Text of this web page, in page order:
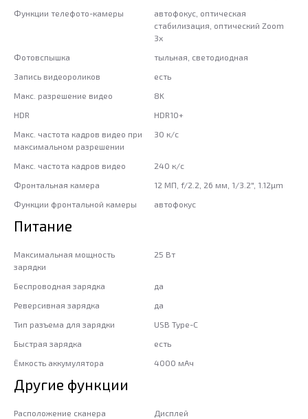
Функции телефото-камеры
автофокус, оптическая
стабилизация, оптический Zoom
3x
Фотовспышка
тыльная, светодиодная
Запись видеороликов
есть
Макс. разрешение видео
8K
HDR
HDR10+
Макс. частота кадров видео при
максимальном разрешении
30 к/c
Макс. частота кадров видео
240 к/с
Фронтальная камера
12 МП, f/2.2, 26 мм, 1/3.2", 1.12µm
Функции фронтальной камеры
автофокус
Питание
Максимальная мощность
зарядки
25 Вт
Беспроводная зарядка
да
Реверсивная зарядка
да
Тип разъема для зарядки
USB Type-C
Быстрая зарядка
есть
Ёмкость аккумулятора
4000 мАч
Другие функции
Расположение сканера
Дисплей